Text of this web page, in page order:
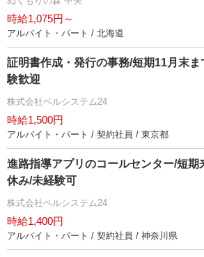
時給1,075円～
アルバイト・パート / 北海道
証明書作成・発行の事務/短期11月末
験歓迎
株式会社ベルシステム24
時給1,500円
アルバイト・パート / 契約社員 / 東京都
進路指導アプリのコールセンター/短期
休み/未経験可
株式会社ベルシステム24
時給1,400円
アルバイト・パート / 契約社員 / 神奈川県